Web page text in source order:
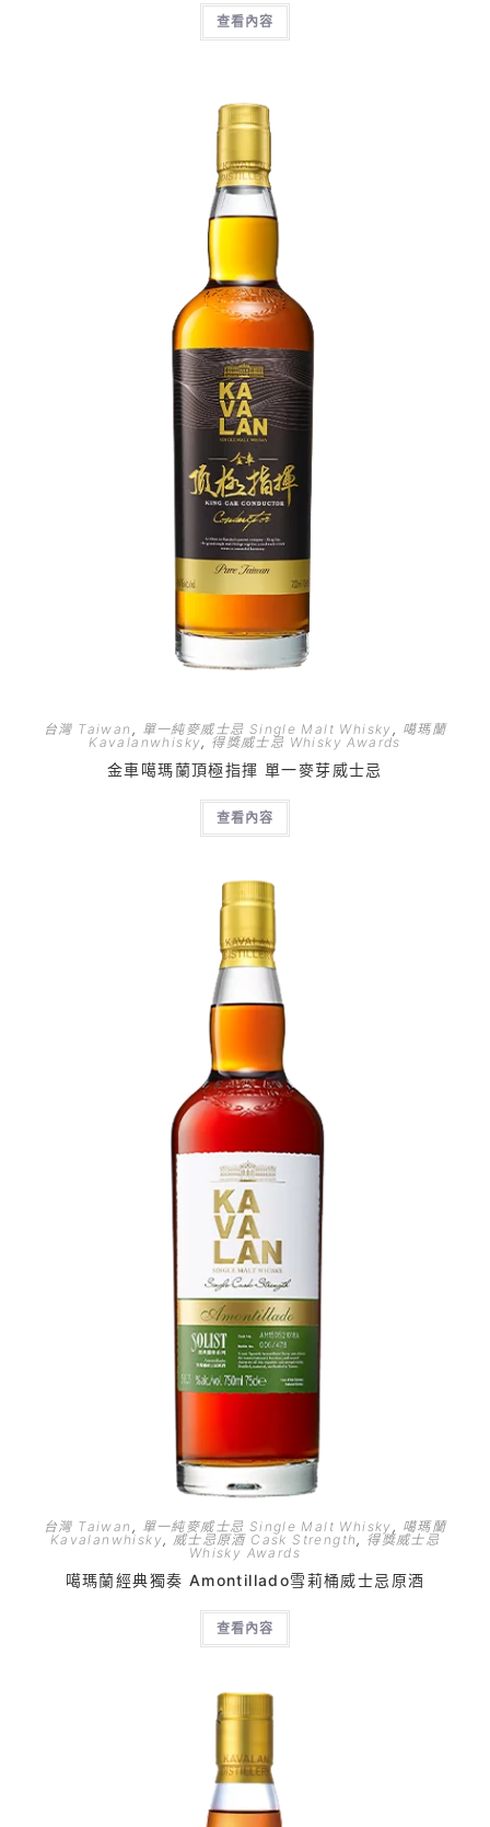
查看內容
台灣 Taiwan , 單一純麥威士忌 Single Malt Whisky, 噶瑪蘭
Kavalanwhisky, 得獎威士忌 Whisky Awards
金車噶瑪蘭頂極指揮 單一麥芽威士忌
查看內容
台灣 Taiwan , 單一純麥威士忌 Single Malt Whisky , 噶瑪蘭
Kavalanwhisky, 威士忌原酒 Cask Strength , 得獎威士忌
Whisky Awards
噶瑪蘭經典獨奏 Amontillado雪莉桶威士忌原酒
查看內容